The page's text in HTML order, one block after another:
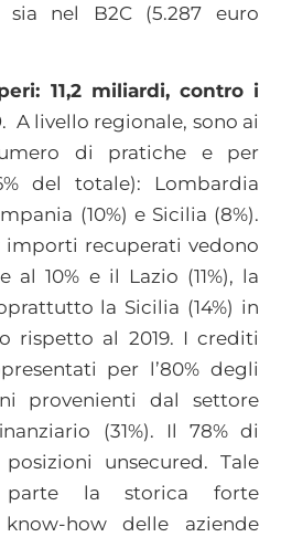
sia nel B2C (5.287 euro
11,2 miliardi, contro i
. A livello regionale, sono ai
di pratiche e per
del totale): Lombardia
(10%) e Sicilia (8%).
importi recuperati vedono
al 10% e il Lazio (11%), la
la Sicilia (14%) in
rispetto al 2019. I crediti
per l’80% degli
provenienti dal settore
(31%). Il 78% di
unsecured. Tale
la storica forte
how delle aziende